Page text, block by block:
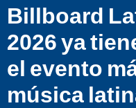
Billboard
2026 ya
el evento
música